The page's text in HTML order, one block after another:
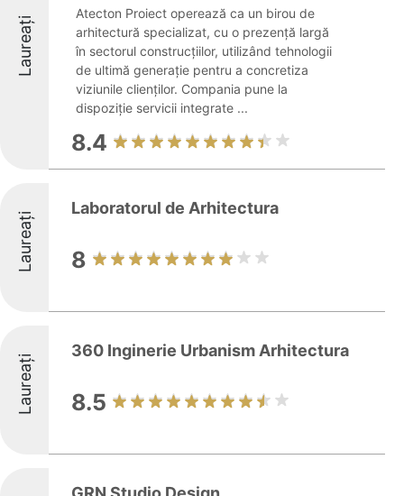
Laureați
Atecton Proiect operează ca un birou de
arhitectură specializat, cu o prezență largă
în sectorul construcțiilor, utilizând tehnologii
de ultimă generație pentru a concretiza
viziunile clienților. Compania pune la
dispoziție servicii integrate ...
8.4
Laureați
Laboratorul de Arhitectura
8
Laureați
360 Inginerie Urbanism Arhitectura
8.5